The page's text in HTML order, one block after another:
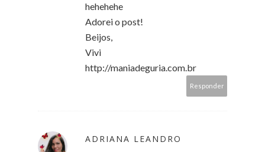
hehehehe
Adorei o post!
Beijos,
Vivi
http://maniadeguria.com.br
Responder
ADRIANA LEANDRO